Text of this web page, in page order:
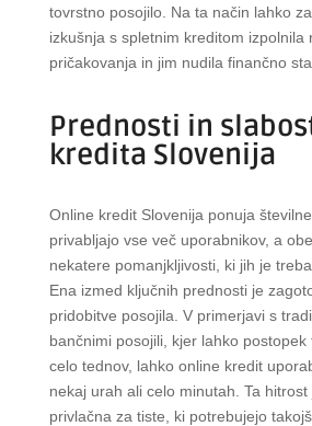
tovrstno posojilo. Na ta način lahko
izkušnja s spletnim kreditom izpolnila
pričakovanja in jim nudila finančno
Prednosti in
kredita Slovenija
Online kredit Slovenija ponuja
privabljajo vse več uporabnikov, a
nekatere pomanjkljivosti, ki jih je
Ena izmed ključnih prednosti je
pridobitve posojila. V primerjavi s
bančnimi posojili, kjer lahko postopek
celo tednov, lahko online kredit
nekaj urah ali celo minutah. Ta
privlačna za tiste, ki potrebujejo